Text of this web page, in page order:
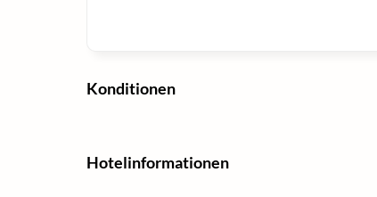
Konditionen
Hotelinformationen